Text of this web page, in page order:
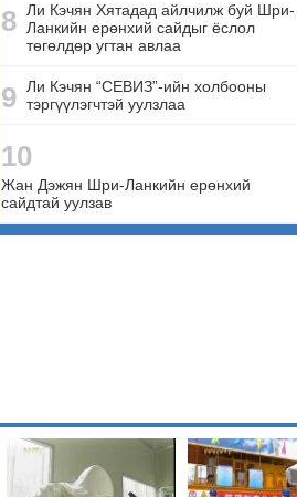
8
Ли Кэчян Хятадад айлчилж буй Шри-
Ланкийн ерөнхий сайдыг ёслол
төгөлдөр угтан авлаа
9
Ли Кэчян “СЕВИЗ”-ийн холбооны
тэргүүлэгчтэй уулзлаа
10
Жан Дэжян Шри-Ланкийн ерөнхий
сайдтай уулзав